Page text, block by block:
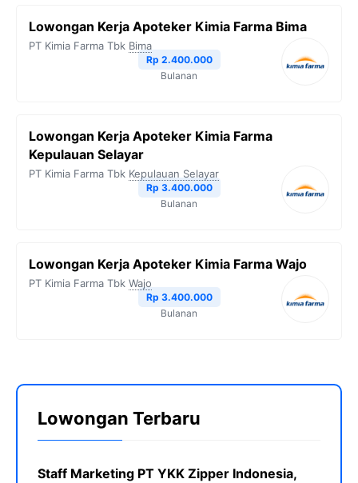
Lowongan Kerja Apoteker Kimia Farma Bima
PT Kimia Farma Tbk Bima
Rp 2.400.000
Bulanan
Lowongan Kerja Apoteker Kimia Farma
Kepulauan Selayar
PT Kimia Farma Tbk Kepulauan Selayar
Rp 3.400.000
Bulanan
Lowongan Kerja Apoteker Kimia Farma Wajo
PT Kimia Farma Tbk Wajo
Rp 3.400.000
Bulanan
Lowongan Terbaru
Staff Marketing PT YKK Zipper Indonesia,